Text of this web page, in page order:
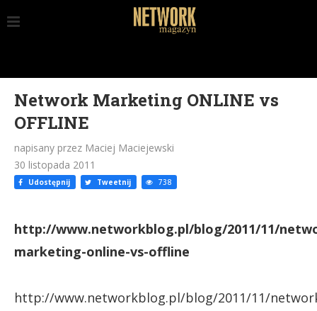
Network Marketing ONLINE vs
OFFLINE
napisany przez Maciej Maciejewski
30 listopada 2011
Udostępnij Tweetnij 738
http://www.networkblog.pl/blog/2011/11/
marketing-online-vs-offline
http://www.networkblog.pl/blog/2011/11/